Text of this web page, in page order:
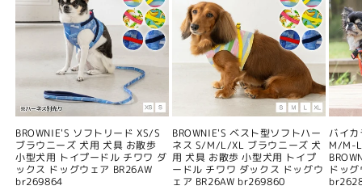
BROWNIE'S ソフトリード XS/S
ブラウニーズ 犬用 犬具 お散歩
小型犬用 トイプードル チワワ ダ
ックス ドッグウェア BR26AW
br269864
BROWNIE'S ベスト型ソフトハー
ネス S/M/L/XL ブラウニーズ 犬
用 犬具 お散歩 小型犬用 トイプ
ードル チワワ ダックス ドッグウ
ェア BR26AW br269860
バイ
M/M-
ドッ